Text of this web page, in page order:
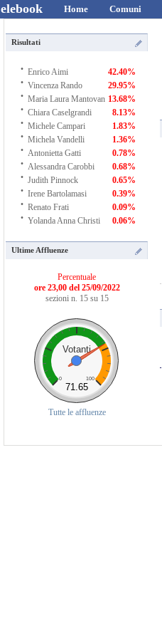
elebook Home Comuni
Risultati
· Enrico Aimi 42.40%
· Vincenza Rando 29.95%
· Maria Laura Mantovan 13.68%
· Chiara Caselgrandi 8.13%
· Michele Campari 1.83%
· Michela Vandelli 1.36%
· Antonietta Gatti 0.78%
· Alessandra Carobbi 0.68%
· Judith Pinnock 0.65%
· Irene Bartolamasi 0.39%
· Renato Frati 0.09%
· Yolanda Anna Christi 0.06%
Ultime Affluenze
Percentuale
ore 23,00 del 25/09/2022
sezioni n. 15 su 15
Votanti
0 100
71.65
Tutte le affluenze